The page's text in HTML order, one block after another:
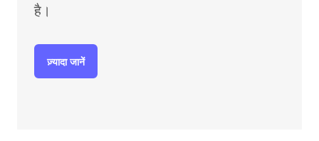
है।
ज़्यादा जानें